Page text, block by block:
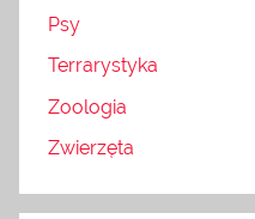
Psy
Terrarystyka
Zoologia
Zwierzęta